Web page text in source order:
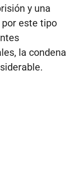
y una
este tipo
la condena